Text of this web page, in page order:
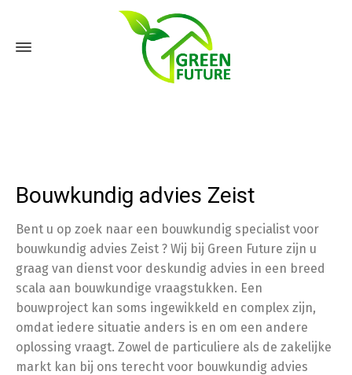
Bouwkundig advies Zeist
Bent u op zoek naar een bouwkundig specialist voor
bouwkundig advies Zeist ? Wij bij Green Future zijn u
graag van dienst voor deskundig advies in een breed
scala aan bouwkundige vraagstukken. Een
bouwproject kan soms ingewikkeld en complex zijn,
omdat iedere situatie anders is en om een andere
oplossing vraagt. Zowel de particuliere als de zakelijke
markt kan bij ons terecht voor bouwkundig advies